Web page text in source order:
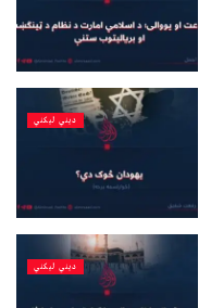
دیني لیکني
دیني لیکني